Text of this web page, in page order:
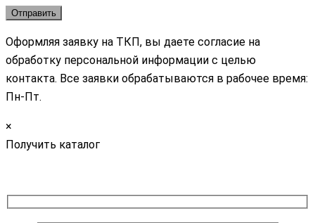
Оформляя заявку на ТКП, вы даете согласие на
обработку персональной информации с целью
контакта. Все заявки обрабатываются в рабочее время:
Пн-Пт.
×
Получить каталог